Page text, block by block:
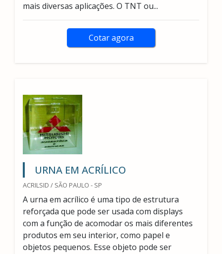
mais diversas aplicações. O TNT ou...
Cotar agora
URNA EM ACRÍLICO
ACRILSID / SÃO PAULO - SP
A urna em acrílico é uma tipo de estrutura
reforçada que pode ser usada com displays
com a função de acomodar os mais diferentes
produtos em seu interior, como papel e
objetos pequenos. Esse objeto pode ser